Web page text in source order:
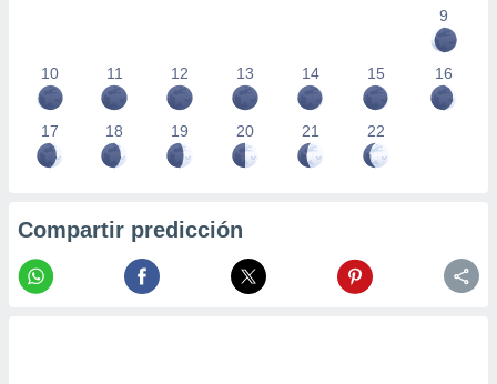
9
10 11 12 13 14 15 16
17 18 19 20 21 22
Compartir predicción